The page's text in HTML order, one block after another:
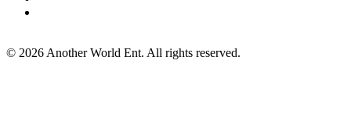
© 2026 Another World Ent. All rights reserved.